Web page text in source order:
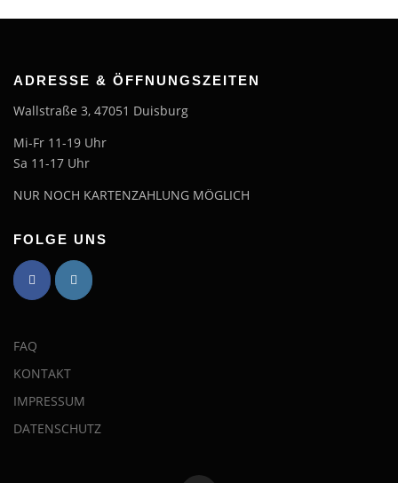
ADRESSE & ÖFFNUNGSZEITEN
Wallstraße 3, 47051 Duisburg
Mi-Fr 11-19 Uhr
Sa 11-17 Uhr
NUR NOCH KARTENZAHLUNG MÖGLICH
FOLGE UNS
FAQ
KONTAKT
IMPRESSUM
DATENSCHUTZ